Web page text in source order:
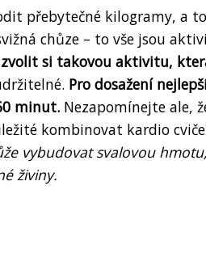
přebytečné kilogramy, a
chůze – to vše jsou
si takovou aktivitu,
Pro dosažení
minut. Nezapomínejte ale,
kombinovat kardio
vybudovat svalovou
živiny.